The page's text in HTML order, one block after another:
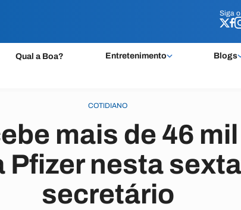
Siga o
Qual a Boa? Entretenimento Blogs
Siga o
COTIDIANO
mais de 46
Pfizer nesta
secretário